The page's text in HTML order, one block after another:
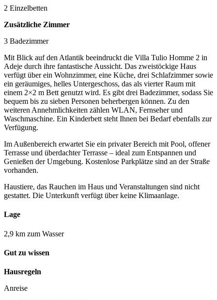
2 Einzelbetten
Zusätzliche Zimmer
3 Badezimmer
Mit Blick auf den Atlantik beeindruckt die Villa Tulio Homme 2 in
Adeje durch ihre fantastische Aussicht. Das zweistöckige Haus
verfügt über ein Wohnzimmer, eine Küche, drei Schlafzimmer sowie
ein geräumiges, helles Untergeschoss, das als vierter Raum mit
einem 2×2 m Bett genutzt wird. Es gibt drei Badezimmer, sodass Sie
bequem bis zu sieben Personen beherbergen können. Zu den
weiteren Annehmlichkeiten zählen WLAN, Fernseher und
Waschmaschine. Ein Kinderbett steht Ihnen bei Bedarf ebenfalls zur
Verfügung.
Im Außenbereich erwartet Sie ein privater Bereich mit Pool, offener
Terrasse und überdachter Terrasse – ideal zum Entspannen und
Genießen der Umgebung. Kostenlose Parkplätze sind an der Straße
vorhanden.
Haustiere, das Rauchen im Haus und Veranstaltungen sind nicht
gestattet. Die Unterkunft verfügt über keine Klimaanlage.
Lage
2,9 km zum Wasser
Gut zu wissen
Hausregeln
Anreise